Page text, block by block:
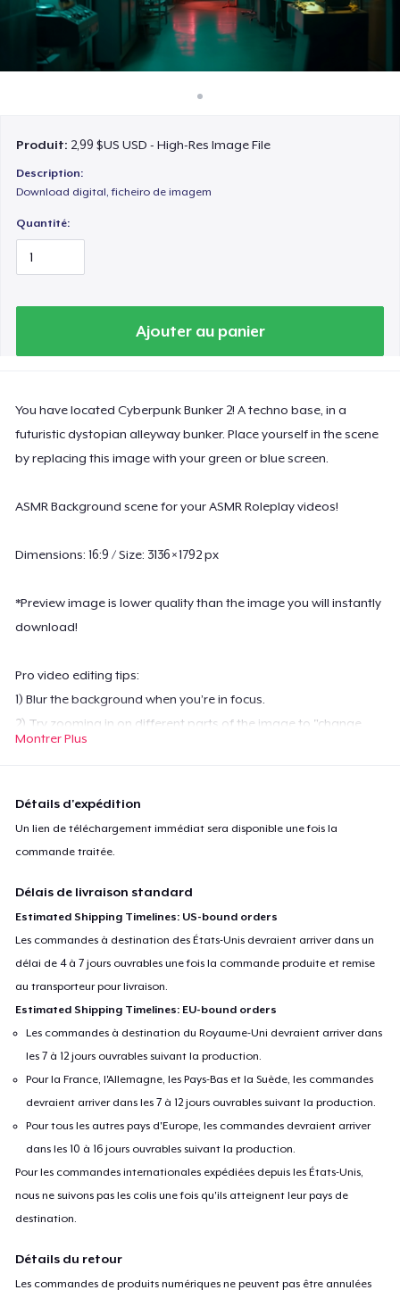
Vendez partout
Produit: 2,99 $US USD - High-Res Image File
Description:
Download digital, ficheiro de imagem
Quantité:
Ajouter au panier
You have located Cyberpunk Bunker 2! A techno base, in a
futuristic dystopian alleyway bunker. Place yourself in the scene
by replacing this image with your green or blue screen.
ASMR Background scene for your ASMR Roleplay videos!
Dimensions: 16:9 / Size: 3136 × 1792 px
*Preview image is lower quality than the image you will instantly
download!
Pro video editing tips:
1) Blur the background when you’re in focus.
2) Try zooming in on different parts of the image to "change
angles" in your scenes.
your video description credits section. Thank You! :)
*Search terms: Cyberpunk, Sci Fi, Dystopian
Montrer Plus
Détails d'expédition
Un lien de téléchargement immédiat sera disponible une fois la
commande traitée.
Délais de livraison standard
Estimated Shipping Timelines: US-bound orders
Les commandes à destination des États-Unis devraient arriver dans un
délai de 4 à 7 jours ouvrables une fois la commande produite et remise
au transporteur pour livraison.
Estimated Shipping Timelines: EU-bound orders
Les commandes à destination du Royaume-Uni devraient arriver dans
les 7 à 12 jours ouvrables suivant la production.
Pour la France, l'Allemagne, les Pays-Bas et la Suède, les commandes
devraient arriver dans les 7 à 12 jours ouvrables suivant la production.
Pour tous les autres pays d'Europe, les commandes devraient arriver
dans les 10 à 16 jours ouvrables suivant la production.
Pour les commandes internationales expédiées depuis les États-Unis,
nous ne suivons pas les colis une fois qu'ils atteignent leur pays de
destination.
Détails du retour
Les commandes de produits numériques ne peuvent pas être annulées